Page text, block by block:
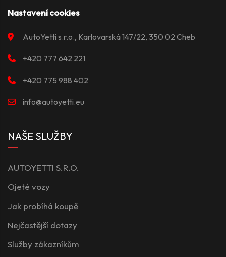
Nastavení cookies
AutoYetti s.r.o., Karlovarská 147/22, 350 02 Cheb
+420 777 642 221
+420 775 988 402
info@autoyetti.eu
NAŠE SLUŽBY
AUTOYETTI S.R.O.
Ojeté vozy
Jak probíhá koupě
Nejčastější dotazy
Služby zákazníkům